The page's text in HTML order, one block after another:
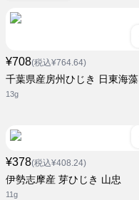
¥708(税込¥764.64)
千葉県産房州ひじき 日東海藻
13g
¥378(税込¥408.24)
伊勢志摩産 芽ひじき 山忠
11g